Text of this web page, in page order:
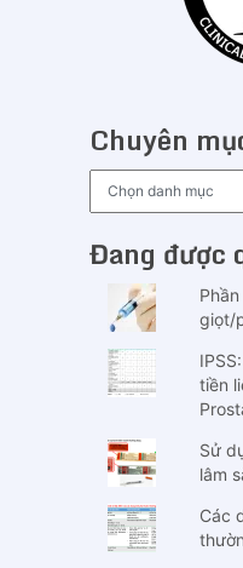
Chuyên
Đang được
giọt/
tiền
Sử
lâm
Các